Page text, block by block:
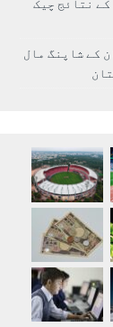
نتائج چیک
کے شاپنگ مال